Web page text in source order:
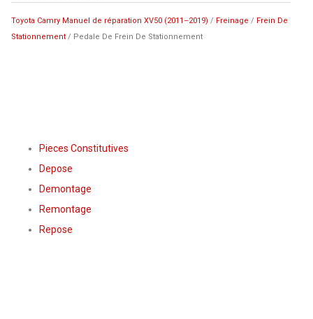
Toyota Camry Manuel de réparation XV50 (2011–2019) / Freinage / Frein De
Stationnement / Pedale De Frein De Stationnement
Pieces Constitutives
Depose
Demontage
Remontage
Repose